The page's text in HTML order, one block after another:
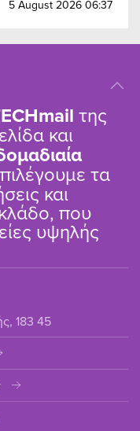
5 August 2026 06:37
της
και
τα
και
που
υψηλής
183 45